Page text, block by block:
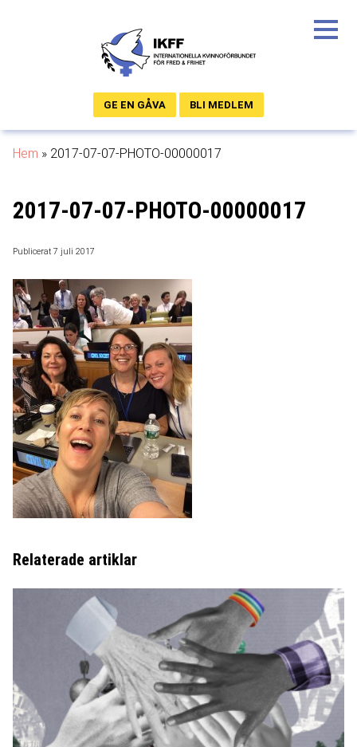
BLI MEDLEM
GE EN GÅVA
Hem » 2017-07-07-PHOTO-00000017
2017-07-07-PHOTO-00000017
Publicerat 7 juli 2017
Relaterade artiklar